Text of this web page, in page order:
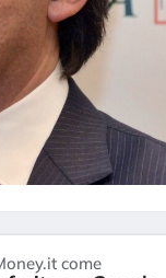
come
il
«La
in
della
Kospi,